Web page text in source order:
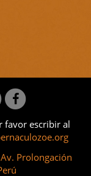
favor escribir al
Av. Prolongación